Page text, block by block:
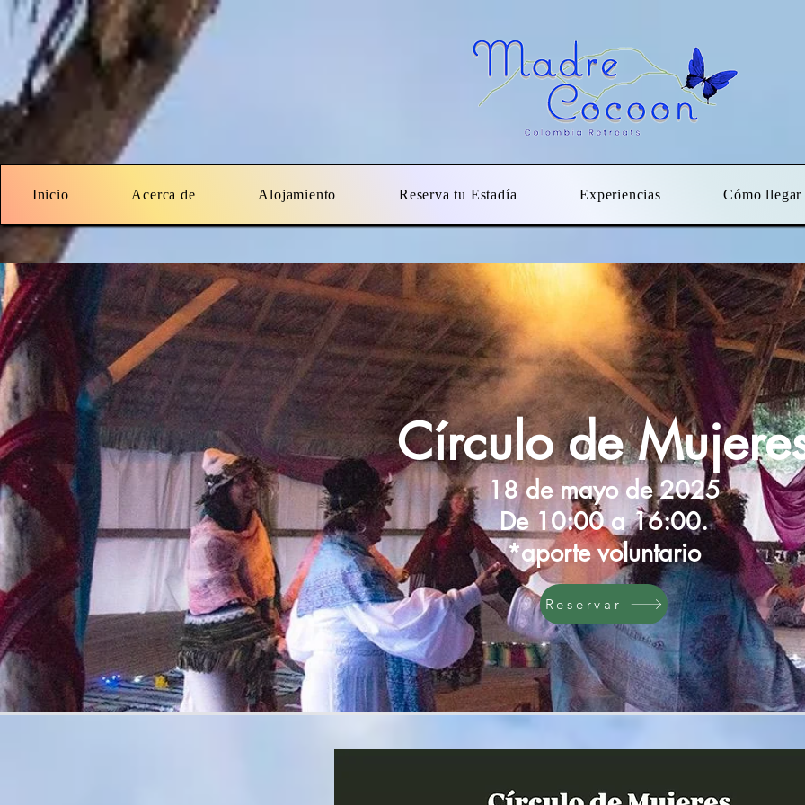
Inicio Acerca de Alojamiento Reserva tu Estadía Experiencias Cómo llegar
Círculo de
18 de mayo de 2025
De 10:00 a 16:00.
*aporte voluntario
Reservar